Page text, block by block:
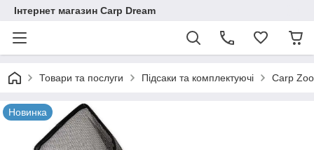
Інтернет магазин Carp Dream
Товари та послуги Підсаки та комплектуючі Carp
Новинка